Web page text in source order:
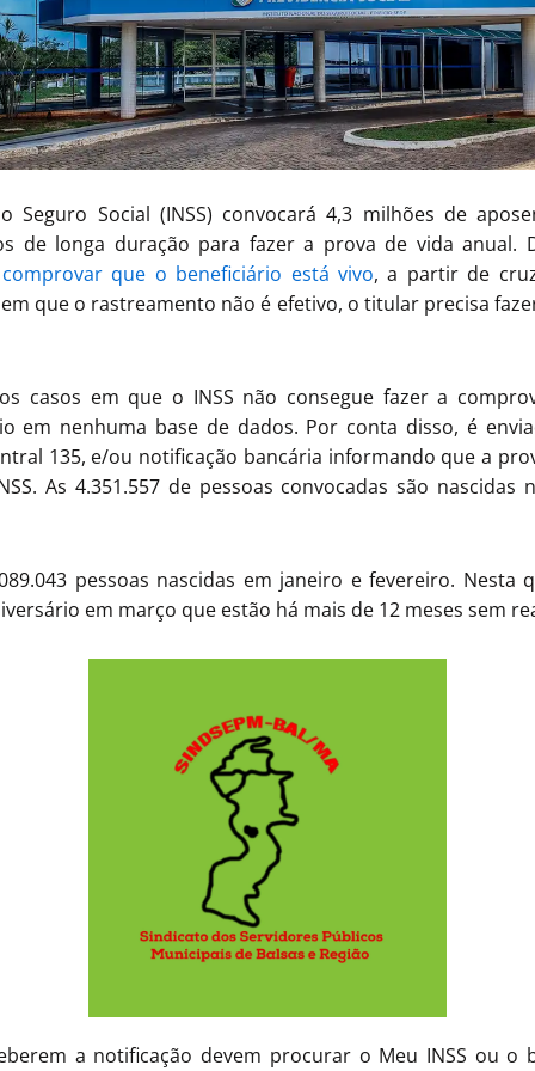
Seguro Social (INSS) convocará 4,3 milhões de
de longa duração para fazer a prova de vida anual.
que o beneficiário está vivo, a partir de
que o rastreamento não é efetivo, o titular precisa
casos em que o INSS não consegue fazer a
em nenhuma base de dados. Por conta disso, é
135, e/ou notificação bancária informando que a
As 4.351.557 de pessoas convocadas são nascidas
pessoas nascidas em janeiro e fevereiro. Nesta
em março que estão há mais de 12 meses sem
a notificação devem procurar o Meu INSS ou o